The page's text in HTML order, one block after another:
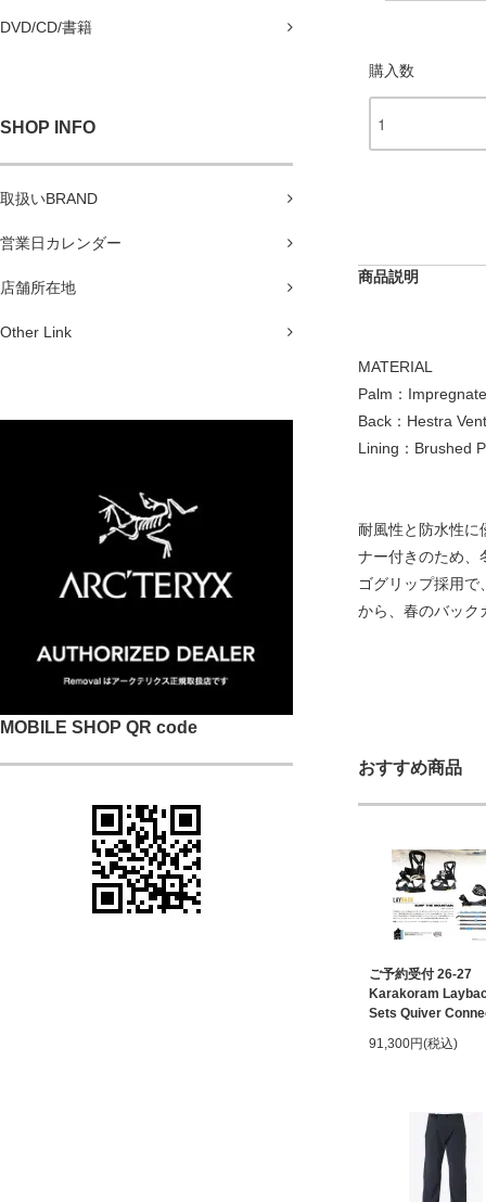
DVD/CD/書籍
SHOP INFO
取扱いBRAND
営業日カレンダー
店舗所在地
Other Link
MOBILE SHOP QR code
購入数
商品説明
MATERIAL
Palm：
Back：Hestra
Lining：Brushed
耐風性と防水性に
ナー付きのため、
ゴグリップ採用
から、春のバック
おすすめ商品
ご予約受付 26-27
Karakoram
Sets Quiver
91,300円(税込)